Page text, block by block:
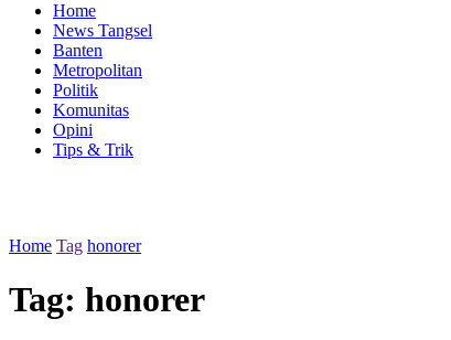
Home
News Tangsel
Banten
Metropolitan
Politik
Komunitas
Opini
Tips & Trik
Home Tag honorer
Tag: honorer